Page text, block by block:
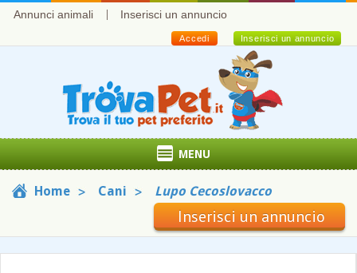
Annunci animali Inserisci un annuncio
Inserisci un annuncio
Accedi
MENU
Home Cani Lupo Cecoslovacco
Inserisci un annuncio